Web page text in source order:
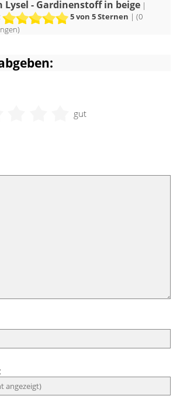
Lysel - Gardinenstoff in beige|
5von 5 Sternen | (0
gut